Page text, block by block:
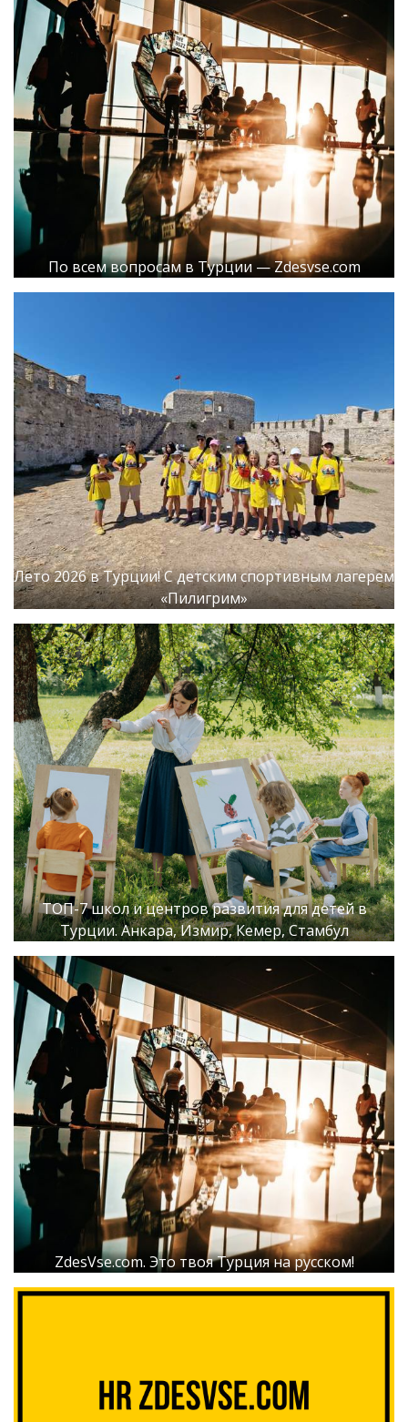
По всем вопросам в Турции — Zdesvse.com
Лето 2026 в Турции! С детским спортивным лагерем
«Пилигрим»
ТОП-7 школ и центров развития для детей в
Турции. Анкара, Измир, Кемер, Стамбул
ZdesVse.com. Это твоя Турция на русском!